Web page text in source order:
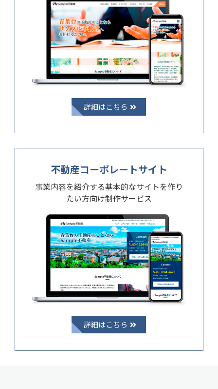
詳細はこちら
不動産コーポレートサイト
事業内容を紹介する基本的なサイトを作り
たい方向け制作サービス
詳細はこちら